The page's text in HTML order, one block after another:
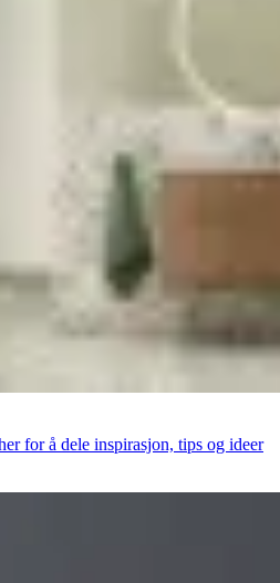
for å dele inspirasjon, tips og ideer